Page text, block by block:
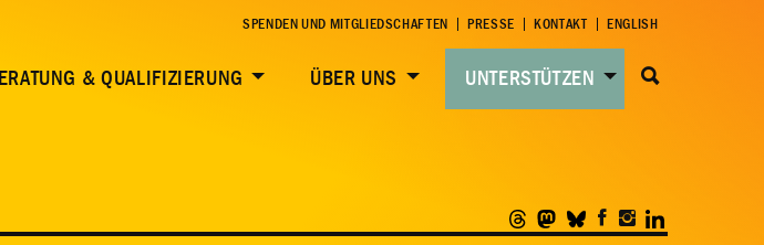
SPENDEN UND MITGLIEDSCHAFTEN PRESSE KONTAKT ENGLISH
& QUALIFIZIERUNG ÜBER UNS UNTERSTÜTZEN